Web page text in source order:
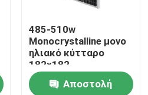
485-510w
Monocrystalline μονο
ηλιακό κύτταρο
182x182
κυκλωμάτων
ενότητας PVΑποστολή